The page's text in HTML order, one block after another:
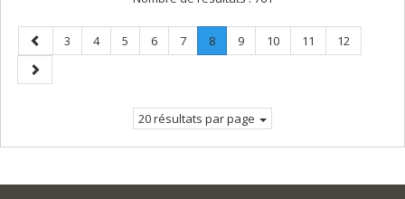
Page
précédente
Page
3 Page
4 Page
5 Page
6 Page
7 Page
8.
Page
Page
9 Page
10 Page
11 Page
12
Page
suivante
20 résultats par page